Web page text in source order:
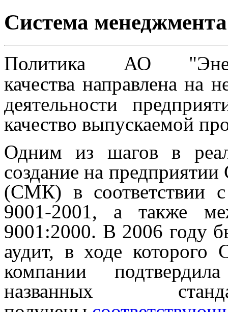
Система
Политика АО
качества направлена на
деятельности
качество выпускаемой
Одним из шагов в
создание на
(СМК) в соответствии
9001-2001, а также
9001:2000. В 2006 году
аудит, в ходе которого
компании
названных